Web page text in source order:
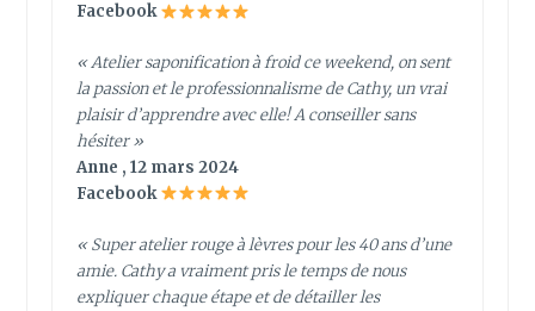
Facebook
« Atelier saponification à froid ce weekend, on sent
la passion et le professionnalisme de Cathy, un vrai
plaisir d’apprendre avec elle! A conseiller sans
hésiter »
Anne , 12 mars 2024
Facebook
« Super atelier rouge à lèvres pour les 40 ans d’une
amie. Cathy a vraiment pris le temps de nous
expliquer chaque étape et de détailler les